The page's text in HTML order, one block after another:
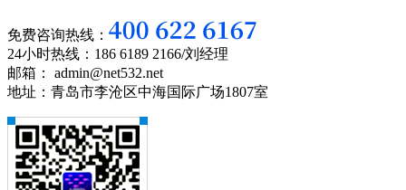
免费咨询热线：
24小时热线：186 6189 2166/刘经理
邮箱： admin@net532.net
地址：青岛市李沧区中海国际广场1807室